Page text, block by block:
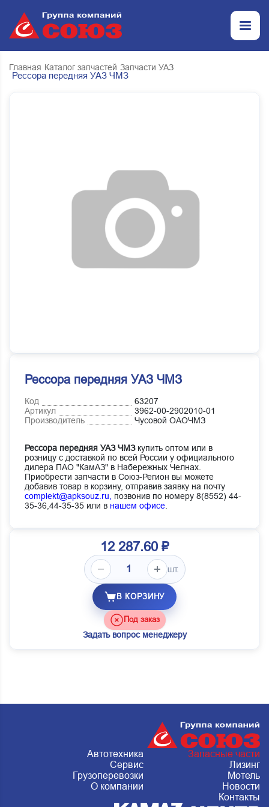
Главная Каталог запчастей Запчасти УАЗ
Рессора передняя УАЗ ЧМЗ
Рессора передняя УАЗ ЧМЗ
Код
63207
Артикул
3962-00-2902010-01
Производитель
Чусовой ОАОЧМЗ
Рессора передняя УАЗ ЧМЗкупить оптом или в
розницу с доставкой по всей России у официального
дилера ПАО "КамАЗ" в Набережных Челнах.
Приобрести запчасти в Союз-Регион вы можете
добавив товар в корзину, отправив заявку на почту
complekt@apksouz.ru,
позвонив по номеру 8(8552) 44-
35-36,44-35-35 или в нашем офисе
12 287.60 ₽
шт.
В КОРЗИНУ
Под заказ
Задать вопрос менеджеру
Автотехника
Запасные части
Сервис
Лизинг
Грузоперевозки
Мотель
О компании
Новости
Контакты